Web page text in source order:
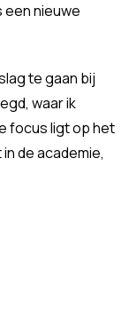
een nieuwe
te gaan bij
waar ik
focus ligt op het
de academie,